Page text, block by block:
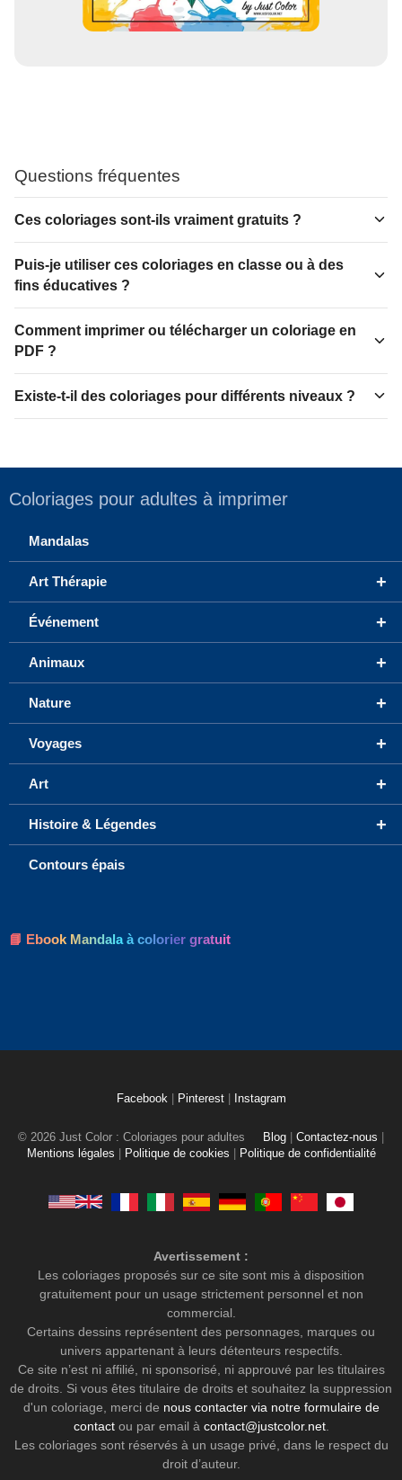
Questions fréquentes
Ces coloriages sont-ils vraiment gratuits ?
Puis-je utiliser ces coloriages en classe ou à des
fins éducatives ?
Comment imprimer ou télécharger un coloriage en
PDF ?
Existe-t-il des coloriages pour différents niveaux ?
Coloriages pour adultes à imprimer
Mandalas
+
Art Thérapie
+
Événement
+
Animaux
+
Nature
+
Voyages
+
Art
+
Histoire & Légendes
Contours épais
📘 Ebook Mandala à colorier gratuit
Facebook Pinterest Instagram
© 2026 Just Color : Coloriages pour adultes Blog Contactez-nous
Mentions légales
Politique de cookies Politique de confidentialité
Avertissement :
Les coloriages proposés sur ce site sont mis à disposition
gratuitement pour un usage strictement personnel et non
commercial.
Certains dessins représentent des personnages, marques ou
univers appartenant à leurs détenteurs respectifs.
Ce site n’est ni affilié, ni sponsorisé, ni approuvé par les titulaires
de droits. Si vous êtes titulaire de droits et souhaitez la suppression
d'un coloriage, merci de nous contacter via notre formulaire de
contactou par email à contact@justcolor.net.
Les coloriages sont réservés à un usage privé, dans le respect du
droit d’auteur.